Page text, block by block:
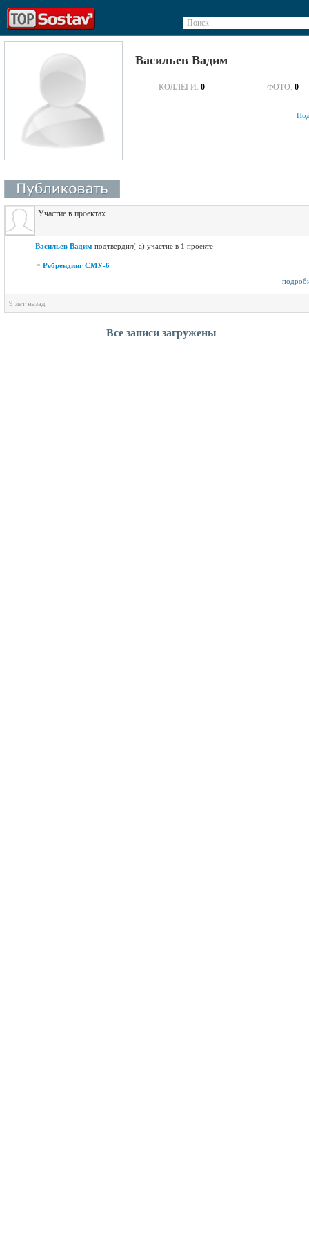
Поиск
Васильев Вадим
КОЛЛЕГИ: 0 ФОТО: 0
Участие в проектах
Васильев Вадим подтвердил(-а) участие в 1 проекте
Ребрендинг СМУ-6
9 лет назад
Все записи загружены